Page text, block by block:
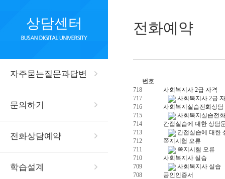
상담센터
자주묻는질문과답변
문의하기
전화상담예약
학습설계
전화예약
번호
718
사회복지사 2급 자격
717
사회복지사 2급
716
사회복지실습전화상담
715
사회복지실습전
714
간접실습에 대한 상담
713
간접실습에 대한
712
쪽지시험 오류
711
쪽지시험 오류
710
사회복지사 실습
709
사회복지사 실습
708
공인인증서